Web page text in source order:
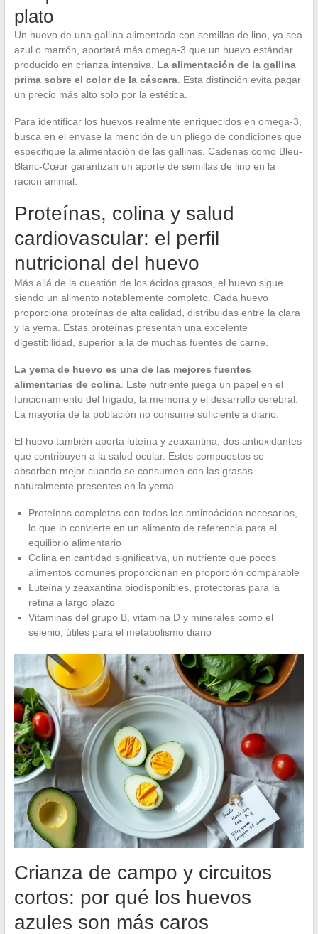
plato
Un huevo de una gallina alimentada con semillas de lino, ya sea
azul o marrón, aportará más omega-3 que un huevo estándar
producido en crianza intensiva. La alimentación de la gallina
prima sobre el color de la cáscara. Esta distinción evita pagar
un precio más alto solo por la estética.
Para identificar los huevos realmente enriquecidos en omega-3,
busca en el envase la mención de un pliego de condiciones que
especifique la alimentación de las gallinas. Cadenas como Bleu-
Blanc-Cœur garantizan un aporte de semillas de lino en la
ración animal.
Proteínas, colina y salud
cardiovascular: el perfil
nutricional del huevo
Más allá de la cuestión de los ácidos grasos, el huevo sigue
siendo un alimento notablemente completo. Cada huevo
proporciona proteínas de alta calidad, distribuidas entre la clara
y la yema. Estas proteínas presentan una excelente
digestibilidad, superior a la de muchas fuentes de carne.
La yema de huevo es una de las mejores fuentes
alimentarias de colina. Este nutriente juega un papel en el
funcionamiento del hígado, la memoria y el desarrollo cerebral.
La mayoría de la población no consume suficiente a diario.
El huevo también aporta luteína y zeaxantina, dos antioxidantes
que contribuyen a la salud ocular. Estos compuestos se
absorben mejor cuando se consumen con las grasas
naturalmente presentes en la yema.
Proteínas completas con todos los aminoácidos necesarios,
lo que lo convierte en un alimento de referencia para el
equilibrio alimentario
Colina en cantidad significativa, un nutriente que pocos
alimentos comunes proporcionan en proporción comparable
Luteína y zeaxantina biodisponibles, protectoras para la
retina a largo plazo
Vitaminas del grupo B, vitamina D y minerales como el
selenio, útiles para el metabolismo diario
Crianza de campo y circuitos
cortos: por qué los huevos
azules son más caros